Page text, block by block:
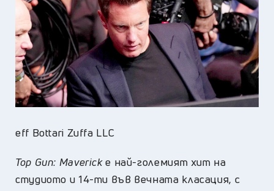
eff Bottari Zuffa LLC
Top Gun: Maverickе най-големият хит на
студиото и 14-ти във вечната класация, с